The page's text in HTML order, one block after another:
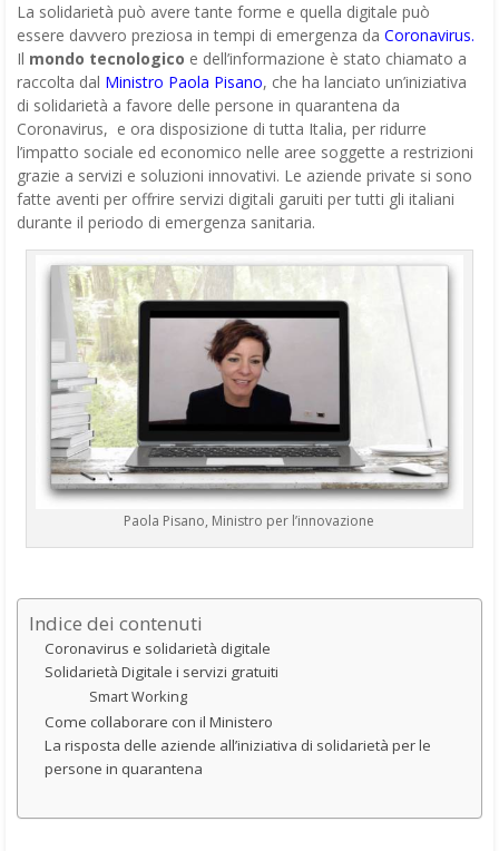
La solidarietà può avere tante forme e quella digitale può
essere davvero preziosa in tempi di emergenza da Coronavirus.
Il mondo tecnologico e dell’informazione è stato chiamato a
raccolta dal Ministro Paola Pisano, che ha lanciato un’iniziativa
di solidarietà a favore delle persone in quarantena da
Coronavirus, e ora disposizione di tutta Italia, per ridurre
l’impatto sociale ed economico nelle aree soggette a restrizioni
grazie a servizi e soluzioni innovativi. Le aziende private si sono
fatte aventi per offrire servizi digitali garuiti per tutti gli italiani
durante il periodo di emergenza sanitaria.
Paola Pisano, Ministro per l’innovazione
Indice dei contenuti
Coronavirus e solidarietà digitale
Solidarietà Digitale i servizi gratuiti
Smart Working
Come collaborare con il Ministero
La risposta delle aziende all’iniziativa di solidarietà per le
persone in quarantena